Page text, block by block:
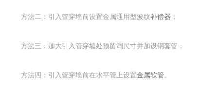
方法二：引入管穿墙前设置金属通用型波纹补偿器 ；
方法三：加大引入管穿墙处预留洞尺寸并加设钢套管；
方法四：引入管穿墙前在水平管上设置金属软管。